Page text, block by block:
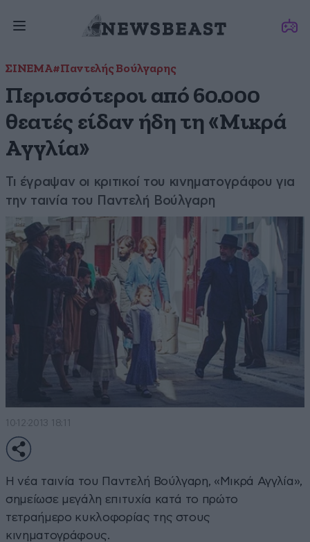
ΣΙΝΕΜΑ#Παντελής Βούλγαρης
Περισσότεροι από 60.000
θεατές είδαν ήδη τη «Μικρά
Αγγλία»
Τι έγραψαν οι κριτικοί του κινηματογράφου για
την ταινία του Παντελή Βούλγαρη
10·12·2013 18:11
Η νέα ταινία του Παντελή Βούλγαρη, «Μικρά Αγγλία»,
σημείωσε μεγάλη επιτυχία κατά το πρώτο
τετραήμερο κυκλοφορίας της στους
κινηματογράφους.